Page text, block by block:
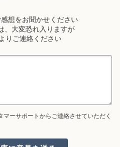
想をお聞かせください
、大変恐れ入りますが
りご連絡ください
ーサポートからご連絡させていただく